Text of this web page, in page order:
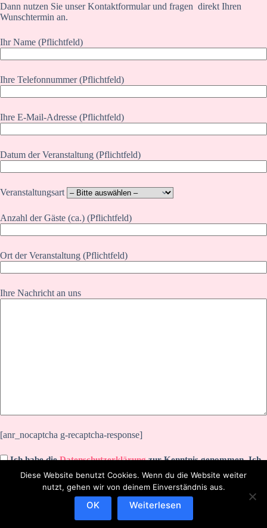
Dann nutzen Sie unser Kontaktformular und fragen direkt Ihren
Wunschtermin an.
Ihr Name (Pflichtfeld)
Ihre Telefonnummer (Pflichtfeld)
Ihre E-Mail-Adresse (Pflichtfeld)
Datum der Veranstaltung (Pflichtfeld)
Veranstaltungsart
Anzahl der Gäste (ca.) (Pflichtfeld)
Ort der Veranstaltung (Pflichtfeld)
Ihre Nachricht an uns
[anr_nocaptcha g-recaptcha-response]
Ich habe dieDatenschutzerklärungzur Kenntnis genommen. Ich
Rückfragen dauerhaft gespeichert werden.
Diese Website benutzt Cookies. Wenn du die Website weiter
nutzt, gehen wir von deinem Einverständnis aus.
OK Weiterlesen